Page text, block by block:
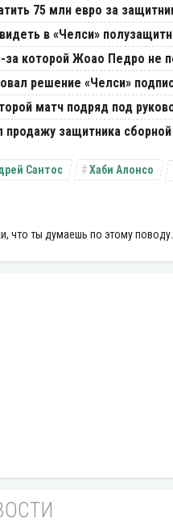
75 млн евро за
в «Челси»
за которой Жоао Педро не
решение «Челси»
матч подряд под
продажу защитника
Сантос Хаби Алонсо
что ты думаешь по этому поводу.